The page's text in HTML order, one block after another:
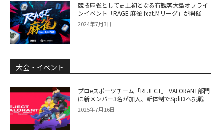
競技麻雀として史上初となる有観客大型オフライ
ンイベント「RAGE 麻雀 feat.Mリーグ」が開催
2024年7月3日
大会・イベント
プロeスポーツチーム「REJECT」 VALORANT部門
に新メンバー3名が加入、新体制でSplit3へ挑戦
2025年7月16日